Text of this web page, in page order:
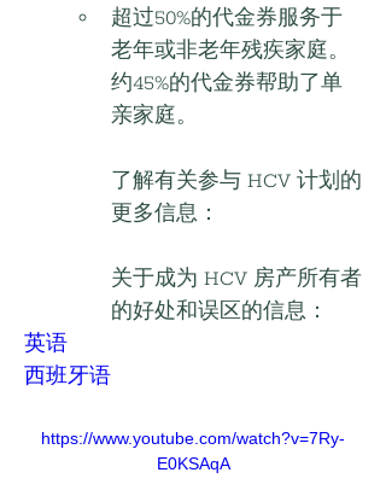
超过50%的代金券服务于
老年或非老年残疾家庭。
约45%的代金券帮助了单
亲家庭。
了解有关参与 HCV 计划的
更多信息：
关于成为 HCV 房产所有者
的好处和误区的信息：
英语
西班牙语
https://www.youtube.com/watch?v=7Ry-
E0KSAqA